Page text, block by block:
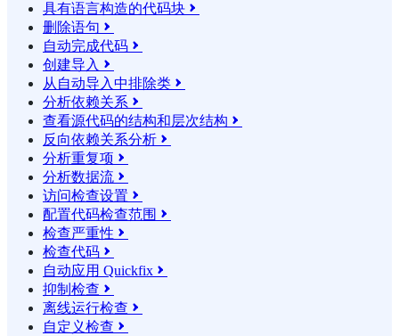
具有语言构造的代码块 
删除语句 
自动完成代码 
创建导入 
从自动导入中排除类 
分析依赖关系 
查看源代码的结构和层次结构 
反向依赖关系分析 
分析重复项 
分析数据流 
访问检查设置 
配置代码检查范围 
检查严重性 
检查代码 
自动应用 Quickfix 
抑制检查 
离线运行检查 
自定义检查 